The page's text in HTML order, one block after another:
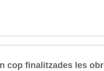
cop finalitzades les